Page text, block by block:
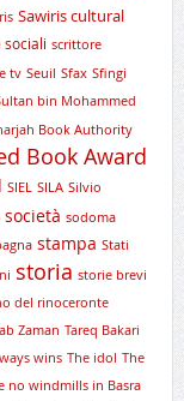
Sawiris cultural
sociali scrittore
tv Seuil Sfax Sfingi
bin Mohammed
Book Authority
Book Award
SIEL SILA Silvio
società sodoma
stampa Stati
storia storie brevi
del rinoceronte
Zaman Tareq Bakari
wins The idol The
no windmills in Basra